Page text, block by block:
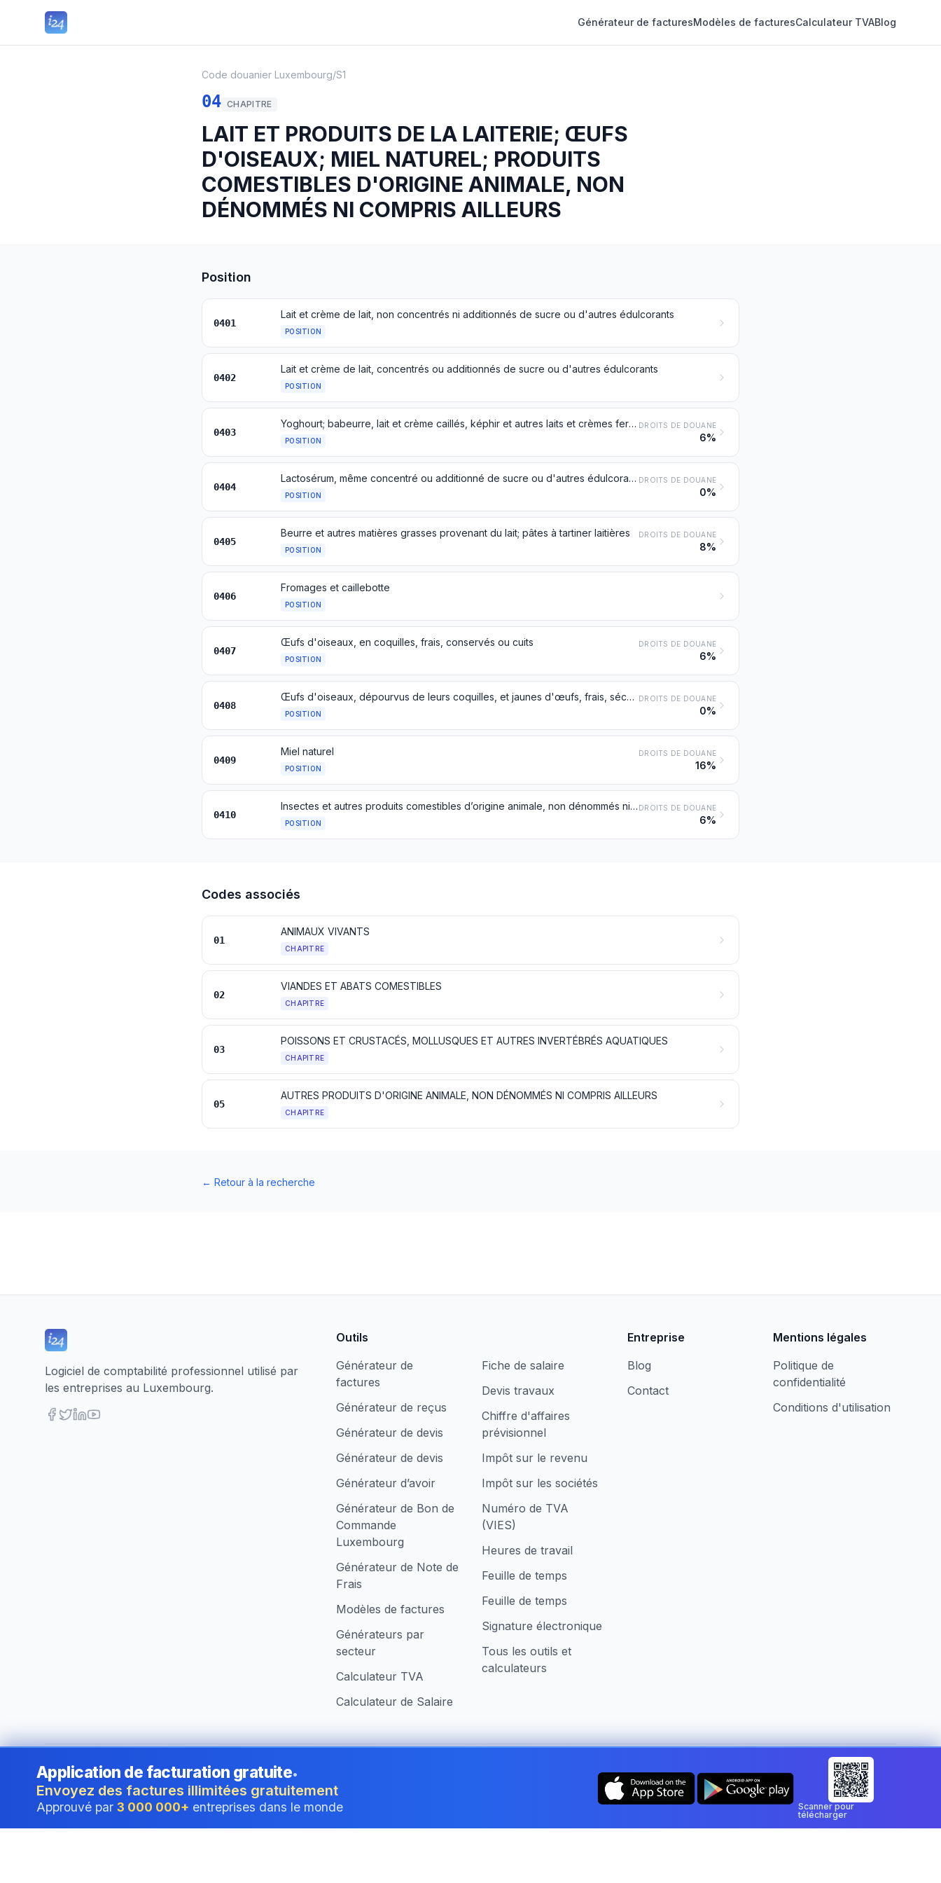
Générateur de facturesModèles de facturesCalculateur TVABlog
Code douanier Luxembourg/S1
04 CHAPITRE
LAIT ET PRODUITS DE LA LAITERIE; ŒUFS
D'OISEAUX; MIEL NATUREL; PRODUITS
COMESTIBLES D'ORIGINE ANIMALE, NON
DÉNOMMÉS NI COMPRIS AILLEURS
Position
0401
Lait et crème de lait, non concentrés ni additionnés de sucre ou d'autres édulcorants
POSITION
0402
Lait et crème de lait, concentrés ou additionnés de sucre ou d'autres édulcorants
POSITION
0403
Yoghourt; babeurre, lait et crème caillés, képhir et autres laits et crèmes fermentés ou acidifiés, même concentrés ou additionnés de sucre ou d'autres édulcorants ou aromatisés ou additionnés de fruits ou de cacao
POSITION
DROITS DE DOUANE
6%
0404
Lactosérum, même concentré ou additionné de sucre ou d'autres édulcorants; produits consistant en composants naturels du lait, même additionnés de sucre ou d'autres édulcorants, non dénommés ni compris ailleurs
POSITION
DROITS DE DOUANE
0%
0405
Beurre et autres matières grasses provenant du lait; pâtes à tartiner laitières
POSITION
DROITS DE DOUANE
8%
0406
Fromages et caillebotte
POSITION
0407
Œufs d'oiseaux, en coquilles, frais, conservés ou cuits
POSITION
DROITS DE DOUANE
6%
0408
Œufs d'oiseaux, dépourvus de leurs coquilles, et jaunes d'œufs, frais, séchés, cuits à l'eau ou à la vapeur, moulés, congelés ou autrement conservés, même additionnés de sucre ou d'autres édulcorants
POSITION
DROITS DE DOUANE
0%
0409
Miel naturel
POSITION
DROITS DE DOUANE
16%
0410
Insectes et autres produits comestibles d’origine animale, non dénommés ni compris ailleurs
POSITION
DROITS DE DOUANE
6%
Codes associés
01
ANIMAUX VIVANTS
CHAPITRE
02
VIANDES ET ABATS COMESTIBLES
CHAPITRE
03
POISSONS ET CRUSTACÉS, MOLLUSQUES ET AUTRES INVERTÉBRÉS AQUATIQUES
CHAPITRE
05
AUTRES PRODUITS D'ORIGINE ANIMALE, NON DÉNOMMÉS NI COMPRIS AILLEURS
CHAPITRE
← Retour à la recherche
Logiciel de comptabilité professionnel utilisé par
les entreprises au Luxembourg.
Outils
Générateur de
factures
Générateur de reçus
Générateur de devis
Générateur de devis
Générateur d’avoir
Générateur de Bon de
Commande
Luxembourg
Générateur de Note de
Frais
Modèles de factures
Générateurs par
secteur
Calculateur TVA
Calculateur de Salaire
Fiche de salaire
Devis travaux
Chiffre d'affaires
prévisionnel
Impôt sur le revenu
Impôt sur les sociétés
Numéro de TVA
(VIES)
Heures de travail
Feuille de temps
Feuille de temps
Signature électronique
Tous les outils et
calculateurs
Entreprise
Blog
Contact
Mentions légales
Politique de
confidentialité
Conditions d'utilisation
©2026i24 Limited. All rights reserved.•Au service des entreprises au Luxembourg Changer de pays : Luxembourg
Application de facturation gratuite•
Envoyez des factures illimitées gratuitement
Approuvé par 3 000 000+ entreprises dans le monde
Scanner pour
télécharger